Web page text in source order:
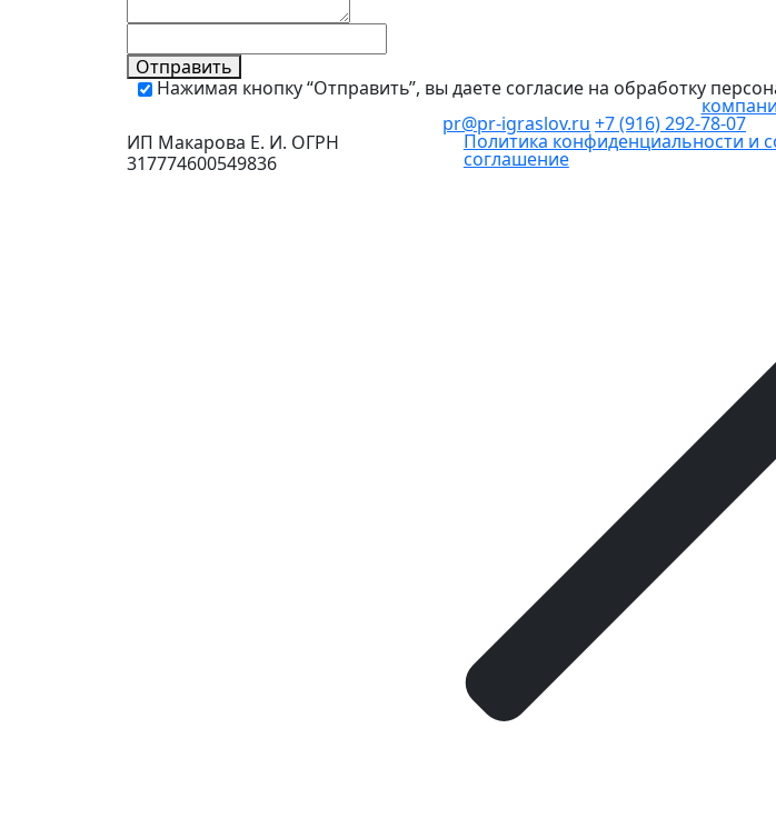
Отправить
Нажимая кнопку “Отправить”, вы даете согласие на обработку
pr@pr-igraslov.ru +7 (916) 292-78-07
ИП Макарова Е. И. ОГРН
317774600549836
Политика конфиденциальности и
соглашение